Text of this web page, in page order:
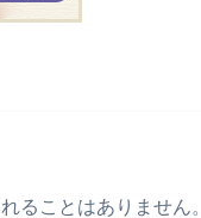
ることはありません。